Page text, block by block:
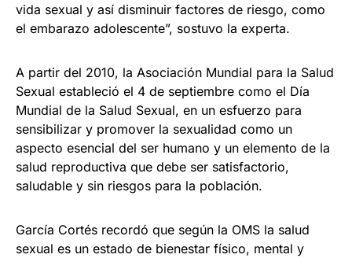
vida sexual y así disminuir factores de riesgo, como
el embarazo adolescente”, sostuvo la experta.
A partir del 2010, la Asociación Mundial para la Salud
Sexual estableció el 4 de septiembre como el Día
Mundial de la Salud Sexual, en un esfuerzo para
sensibilizar y promover la sexualidad como un
aspecto esencial del ser humano y un elemento de la
salud reproductiva que debe ser satisfactorio,
saludable y sin riesgos para la población.
García Cortés recordó que según la OMS la salud
sexual es un estado de bienestar físico, mental y